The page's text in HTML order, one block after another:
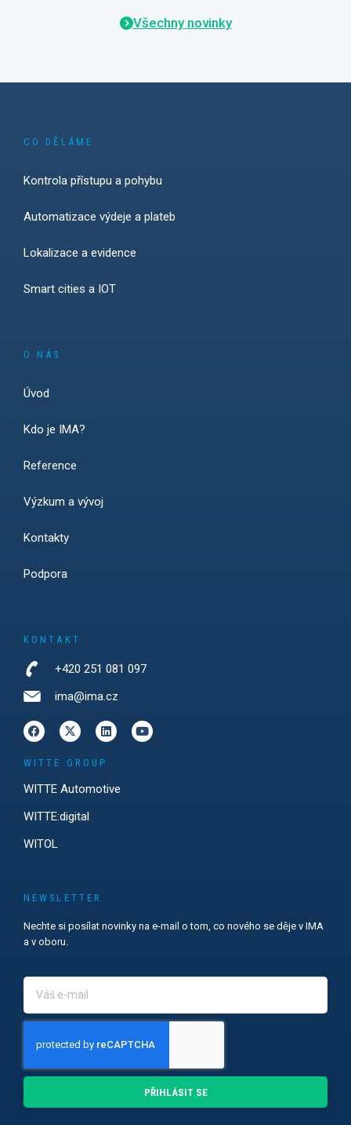
Všechny novinky
CO DĚLÁME
Kontrola přístupu a pohybu
Automatizace výdeje a plateb
Lokalizace a evidence
Smart cities a IOT
O NÁS
Úvod
Kdo je IMA?
Reference
Výzkum a vývoj
Kontakty
Podpora
KONTAKT
+420 251 081 097
ima@ima.cz
WITTE GROUP
WITTE Automotive
WITTE:digital
WITOL
NEWSLETTER
Nechte si posílat novinky na e-mail o tom, co nového se děje v IMA
a v oboru.
PŘIHLÁSIT SE